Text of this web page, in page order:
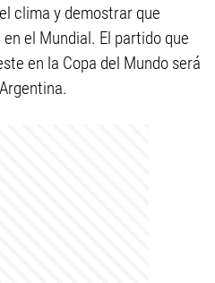
clima y demostrar que
el Mundial. El partido que
en la Copa del Mundo será